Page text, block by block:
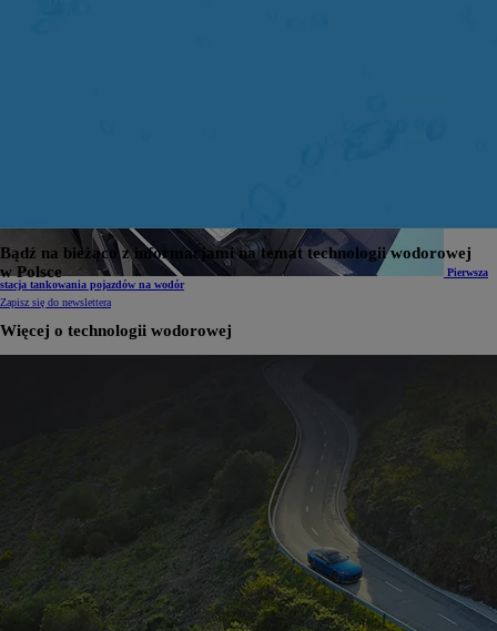
Pierwsza
stacja tankowania pojazdów na wodór
Bądź na bieżąco z informacjami na temat technologii wodorowej
w Polsce
Zapisz się do newslettera
Więcej o technologii wodorowej